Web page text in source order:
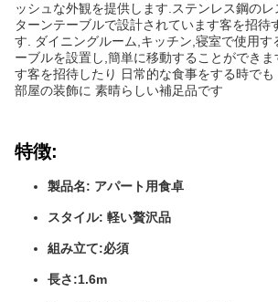
ッシュな外観を提供します.ステンレス鋼のレ
ターンテーブルで設計されています客を招待
す. ダイニングルーム,キッチン,寝室で使用す
ーブルを設置し,簡単に移動することができ
す客を招待したり 日常的な食事をする時で
部屋の装飾に 素晴らしい補足品です
特徴:
製品名: アパート用食卓
スタイル: 軽い贅沢品
組み立て:必須
長さ:1.6m